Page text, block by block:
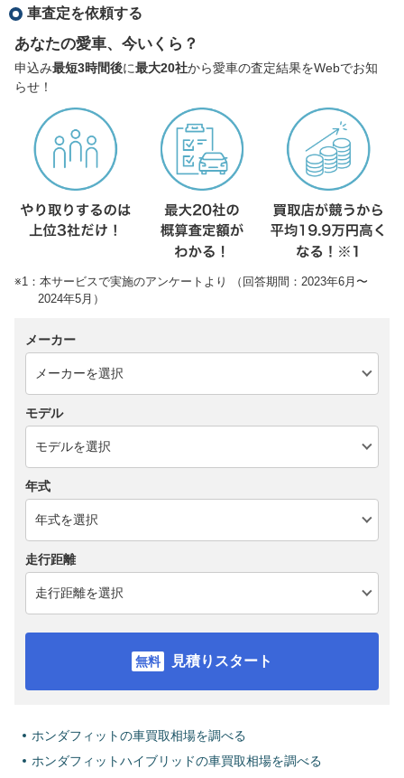
車査定を依頼する
あなたの愛車、今いくら？
申込み最短3時間後に最大20社から愛車の査定結果をWebでお知
らせ！
※1：本サービスで実施のアンケートより （回答期間：2023年6月〜
2024年5月）
メーカー
モデル
年式
走行距離
見積りスタート
ホンダフィットの車買取相場を調べる
ホンダフィットハイブリッドの車買取相場を調べる